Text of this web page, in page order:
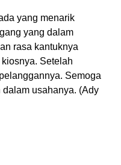
yang menarik
yang dalam
rasa kantuknya
Setelah
Semoga
usahanya. (Ady